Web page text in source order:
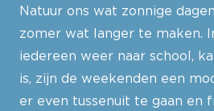
Natuur ons wat zonnige
zomer wat langer te maken.
iedereen weer naar school,
is, zijn de weekenden een
er even tussenuit te gaan en